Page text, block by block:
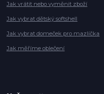
Jak vrátit nebo vyměnit zboží
Jak vybrat dětský softshell
Jak vybrat domeček pro mazlíčka
Jak měříme oblečení